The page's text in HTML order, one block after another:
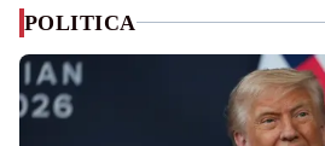
POLITICA